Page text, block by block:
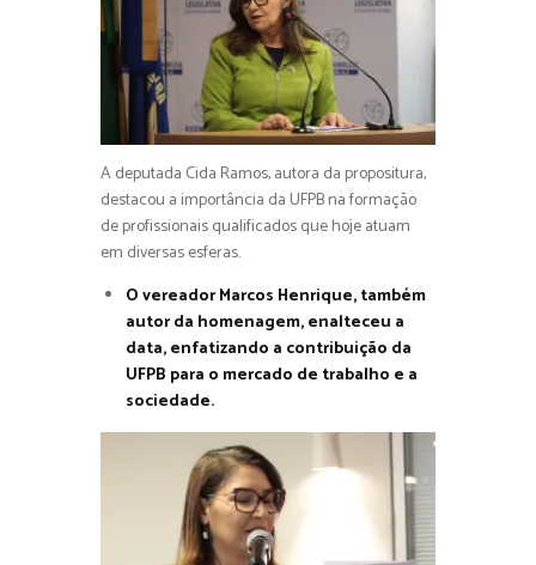
A deputada Cida Ramos, autora da propositura,
destacou a importância da UFPB na formação
de profissionais qualificados que hoje atuam
em diversas esferas.
O vereador Marcos Henrique, também
autor da homenagem, enalteceu a
data, enfatizando a contribuição da
UFPB para o mercado de trabalho e a
sociedade.